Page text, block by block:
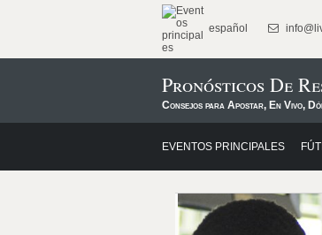
español
Pronósticos De
Consejos para Apostar, En Vivo,
EVENTOS PRINCIPALES